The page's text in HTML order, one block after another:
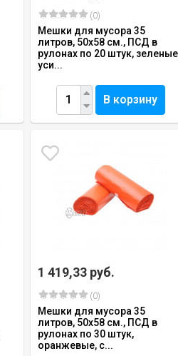
(0)
Мешки для мусора 35
литров, 50х58 см., ПСД в
рулонах по 20 штук,
уси...
В корзину
1 419,33 руб.
(0)
Мешки для мусора 35
литров, 50х58 см., ПСД в
рулонах по 30 штук,
оранжевые, с...